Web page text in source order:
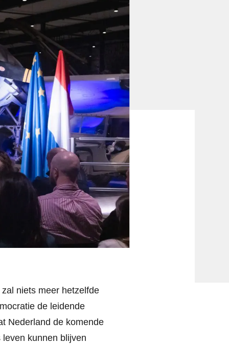
niets meer hetzelfde
de leidende
Nederland de komende
kunnen blijven